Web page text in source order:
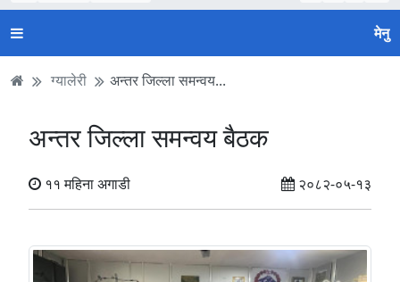
मेनु
ग्यालेरी अन्तर जिल्ला समन्वय...
अन्तर जिल्ला समन्वय बैठक
११ महिना अगाडी २०८२-०५-१३